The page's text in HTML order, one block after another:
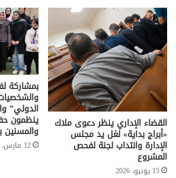
القضاء الإداري ينظر دعوى ملاك
«أبراج بداية» لغل يد مجلس
الإدارة وانتداب لجنة لفحص
المشروع
15 يونيو، 2026
بمشاركة
الدولي”
ينظمون
والمسنين
12 مارس، 2026